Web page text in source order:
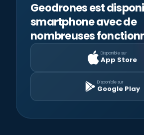
Geodrones est
smartphone avec de
nombreuses
Disponible sur
App Store
Disponible sur
Google Play